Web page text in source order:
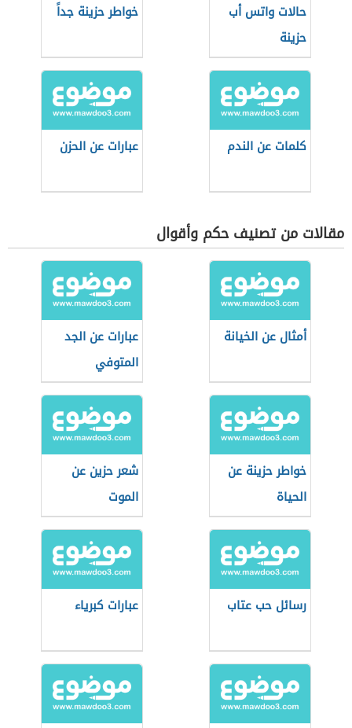
حالات واتس أب
حزينة
خواطر حزينة جداً
كلمات عن الندم عبارات عن الحزن
مقالات من تصنيف حكم وأقوال
أمثال عن الخيانة
عبارات عن الجد
المتوفي
خواطر حزينة عن
الحياة
شعر حزين عن
الموت
رسائل حب عتاب عبارات كبرياء